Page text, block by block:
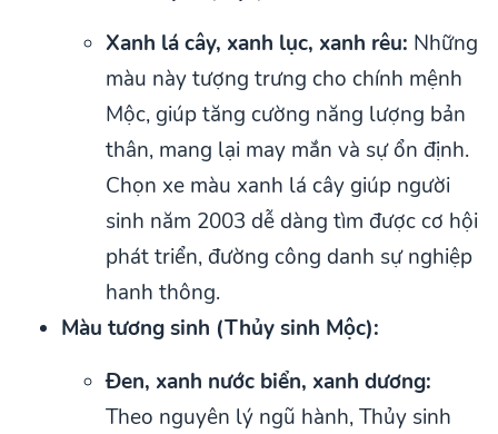
Xanh lá cây, xanh lục, xanh rêu: Những
màu này tượng trưng cho chính mệnh
Mộc, giúp tăng cường năng lượng bản
thân, mang lại may mắn và sự ổn định.
Chọn xe màu xanh lá cây giúp người
sinh năm 2003 dễ dàng tìm được cơ hội
phát triển, đường công danh sự nghiệp
hanh thông.
Màu tương sinh (Thủy sinh Mộc):
Đen, xanh nước biển, xanh dương:
Theo nguyên lý ngũ hành, Thủy sinh